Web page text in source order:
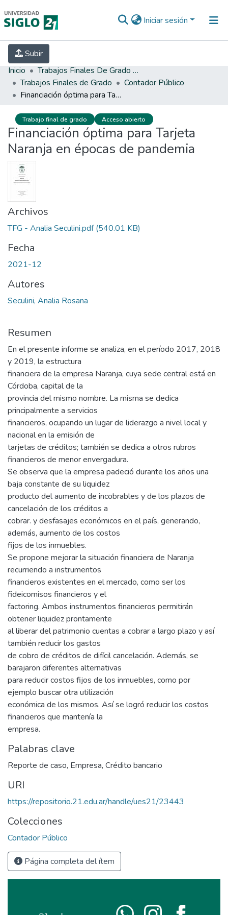
Iniciar sesión
Subir
INICIO EBOOK21
INVESTIGACIÓN
Inicio
Trabajos Finales De Grado Y Posgrado
Trabajos Finales de Grado
Contador Público
Financiación óptima para Tarjeta Naranja en épocas de pandemia
Trabajo final de grado Acceso abierto
Financiación óptima para Tarjeta
Naranja en épocas de pandemia
Archivos
TFG - Analia Seculini.pdf(540.01 KB)
Fecha
2021-12
Autores
Seculini, Analia Rosana
Resumen
En el presente informe se analiza, en el período 2017, 2018
y 2019, la estructura
financiera de la empresa Naranja, cuya sede central está en
Córdoba, capital de la
provincia del mismo nombre. La misma se dedica
principalmente a servicios
financieros, ocupando un lugar de liderazgo a nivel local y
nacional en la emisión de
tarjetas de créditos; también se dedica a otros rubros
financieros de menor envergadura.
Se observa que la empresa padeció durante los años una
baja constante de su liquidez
producto del aumento de incobrables y de los plazos de
cancelación de los créditos a
cobrar. y desfasajes económicos en el país, generando,
además, aumento de los costos
fijos de los inmuebles.
Se propone mejorar la situación financiera de Naranja
recurriendo a instrumentos
financieros existentes en el mercado, como ser los
fideicomisos financieros y el
factoring. Ambos instrumentos financieros permitirán
obtener liquidez prontamente
al liberar del patrimonio cuentas a cobrar a largo plazo y así
también reducir los gastos
de cobro de créditos de difícil cancelación. Además, se
barajaron diferentes alternativas
para reducir costos fijos de los inmuebles, como por
ejemplo buscar otra utilización
económica de los mismos. Así se logró reducir los costos
financieros que mantenía la
empresa.
Palabras clave
Reporte de caso, Empresa, Crédito bancario
URI
https://repositorio.21.edu.ar/handle/ues21/23443
Colecciones
Contador Público
Página completa del ítem